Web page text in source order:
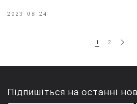
2023-08-24
1 2
Підпишіться на останні